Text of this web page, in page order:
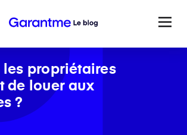
les propriétaires
de louer aux
?